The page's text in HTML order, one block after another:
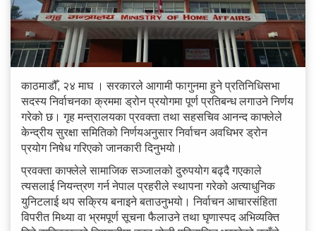
काठमाडौँ, २४ माघ । सरकारले आगामी फागुनमा हुने प्रतिनिधिसभा
सदस्य निर्वाचनका क्रममा ड्रोन प्रयोगमा पूर्ण प्रतिबन्ध लगाउने निर्णय
गरेको छ। गृह मन्त्रालयका प्रवक्ता तथा सहसचिव आनन्द काफ्लेले
केन्द्रीय सुरक्षा समितिको निर्णयअनुसार निर्वाचन अवधिभर ड्रोन
प्रयोग निषेध गरिएको जानकारी दिनुभयो।
प्रवक्ता काफ्लेले सामाजिक सञ्जालको दुरुपयोग बढ्दै गएकाले
त्यसलाई नियन्त्रण गर्न नेपाल प्रहरीले स्थापना गरेको अत्याधुनिक
युनिटलाई थप सक्रिय बनाइने बताउनुभयो। निर्वाचन आचारसंहिता
विपरीत मिथ्या वा भ्रमपूर्ण सूचना फैलाउने तथा घृणास्पद अभिव्यक्ति